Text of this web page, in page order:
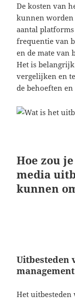
De kosten van
kunnen worden
aantal
frequentie van
en de mate van
Het is
vergelijken en
de behoeften
Hoe zou
media
kunnen
Uitbesteden
management
Het uitbesteden